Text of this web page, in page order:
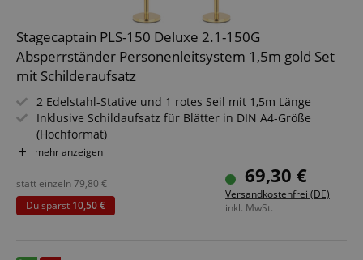
Stagecaptain PLS-150 Deluxe 2.1-150G
Absperrständer Personenleitsystem 1,5m gold Set
mit Schilderaufsatz
2 Edelstahl-Stative und 1 rotes Seil mit 1,5m Länge
Inklusive Schildaufsatz für Blätter in DIN A4-Größe
(Hochformat)
Wege markieren, Bereiche abgrenzen
Für Konzerte, Ausstellungen, Hotels, Kinos u.v.m.
Geeignet für In- und Outdoor-Anwendungen (Nicht für
dauerhaften Outdoor-Einsatz bei markantem Wetter
mehr anzeigen
69,30 €
Versandkostenfrei (DE)
inkl. MwSt.
statt einzeln79,80 €
Du sparst 10,50 €